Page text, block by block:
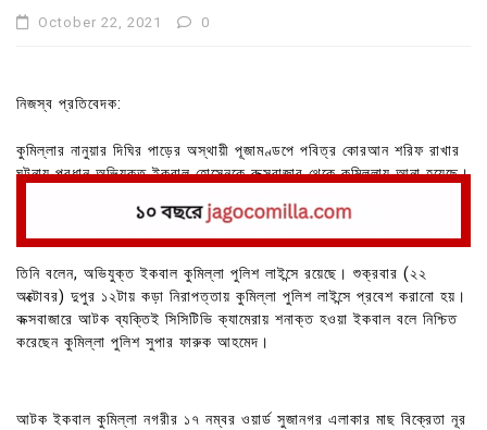
October 22, 2021 0
নিজস্ব প্রতিবেদক:
কুমিল্লার নানুয়ার দিঘির পাড়ের অস্থায়ী পূজামণ্ডপে পবিত্র কোরআন শরিফ রাখার
ঘটনায় প্রধান অভিযুক্ত ইকবাল হোসেনকে কক্সবাজার থেকে কুমিল্লায় আনা হয়েছে।
তিনি বলেন, অভিযুক্ত ইকবাল কুমিল্লা পুলিশ লাইন্সে রয়েছে। শুক্রবার (২২
অক্টোবর) দুপুর ১২টায় কড়া নিরাপত্তায় কুমিল্লা পুলিশ লাইন্সে প্রবেশ করানো হয়।
কক্সবাজারে আটক ব্যক্তিই সিসিটিভি ক্যামেরায় শনাক্ত হওয়া ইকবাল বলে নিশ্চিত
করেছেন কুমিল্লা পুলিশ সুপার ফারুক আহমেদ।
আটক ইকবাল কুমিল্লা নগরীর ১৭ নম্বর ওয়ার্ড সুজানগর এলাকার মাছ বিক্রেতা নূর